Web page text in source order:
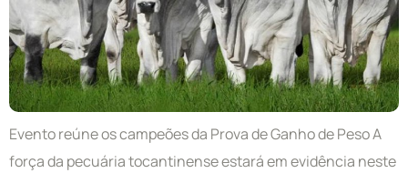
Evento reúne os campeões da Prova de Ganho de Peso A
força da pecuária tocantinense estará em evidência neste